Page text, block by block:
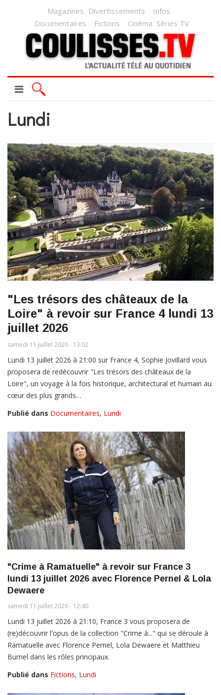
Magazines Divertissements
Infos
Documentaires
Fictions Cinéma Séries TV
Lundi
"Les trésors des châteaux de la
Loire" à revoir sur France 4 lundi 13
juillet 2026
samedi 11 juillet 2026 - 13:02
Lundi 13 juillet 2026 à 21:00 sur France 4, Sophie Jovillard vous
proposera de redécouvrir "Les trésors des châteaux de la
Loire", un voyage à la fois historique, architectural et humain au
cœur des plus grands…
Publié dans Documentaires, Lundi
"Crime à Ramatuelle" à revoir sur France 3
lundi 13 juillet 2026 avec Florence Pernel & Lola
Dewaere
samedi 11 juillet 2026 - 12:40
Lundi 13 juillet 2026 à 21:10, France 3 vous proposera de
(re)découvrir l'opus de la collection "Crime à..." qui se déroule à
Ramatuelle avec Florence Pernel, Lola Dewaere et Matthieu
Burnel dans les rôles principaux.
Publié dans Fictions, Lundi